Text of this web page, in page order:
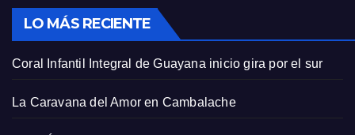
LO MÁS RECIENTE
Coral Infantil Integral de Guayana inicio gira por el sur
La Caravana del Amor en Cambalache